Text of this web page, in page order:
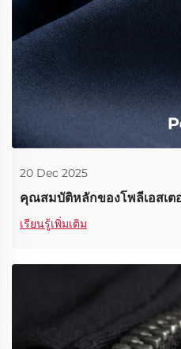
20 Dec 2025
คุณสมบัติหลักของโพลีเอสเต
เรียนรู้เพิ่มเติม